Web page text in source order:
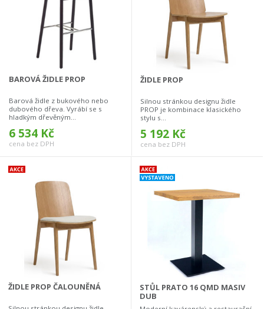
BAROVÁ ŽIDLE PROP
Barová židle z bukového nebo
dubového dřeva. Vyrábí se s
hladkým dřevěným...
6 534 Kč
cena bez DPH
ŽIDLE PROP
Silnou stránkou designu židle
PROP je kombinace klasického
stylu s...
5 192 Kč
cena bez DPH
ŽIDLE PROP ČALOUNĚNÁ
STŮL PRATO 16 QMD MASIV
DUB